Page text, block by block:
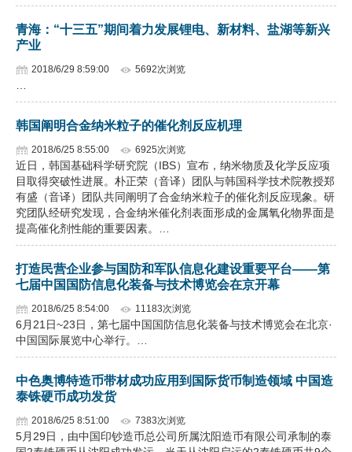
青海：“十三五”期间着力发展锂电、新材料、盐湖等新兴
产业
2018/6/29 8:59:00 5692次浏览
韩国阐明合金纳米粒子的催化剂反应机理
2018/6/25 8:55:00 6925次浏览
近日，韩国基础科学研究院（IBS）宣布，纳米物质及化学反应项
目取得突破性进展。朴正荣（音译）团队与韩国科学技术院教授郑
有盛（音译）团队共同阐明了合金纳米粒子的催化剂反应现象。研
究团队经研究发现，合金纳米催化剂表面形成的金属氧化物界面是
提高催化剂性能的重要因素。…
打造民营企业参与国防和军队信息化建设重要平台——第
七届中国国防信息化装备与技术博览会在京开幕
2018/6/25 8:54:00 11183次浏览
6月21日~23日，第七届中国国防信息化装备与技术博览会在北京·
中国国际展览中心举行。…
中色奥博特造币带材成功应用到国际货币制造领域 中国造
泰铢硬币成功发货
2018/6/25 8:51:00 7383次浏览
5月29日，由中国印钞造币总公司所属沈阳造币有限公司承制的泰